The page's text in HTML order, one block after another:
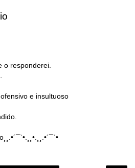
o responderei.
e insultuoso